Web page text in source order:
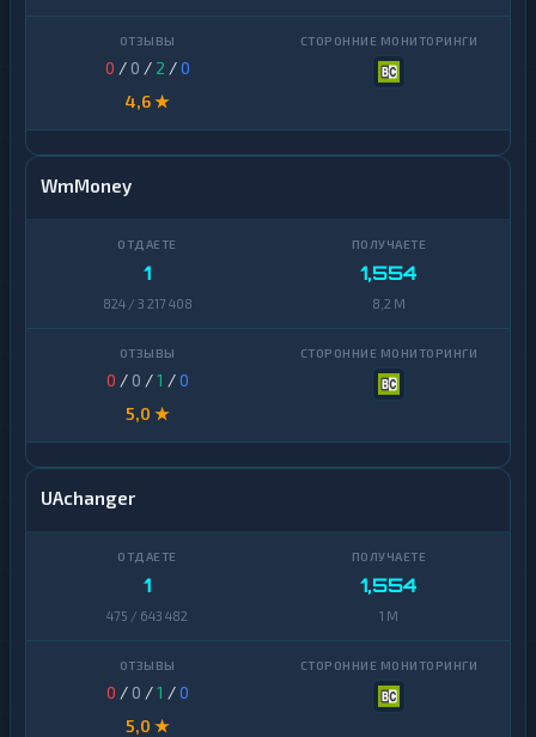
0 / 0 / 2 /0
4,6 ★
WmMoney
1
824 / 3 217 408
1,554
8,2 M
0 / 0 /1 /0
5,0 ★
UAchanger
1
475 / 643 482
1,554
1 M
0 / 0 /1 /0
5,0 ★